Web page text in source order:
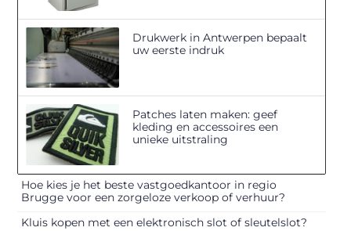
Drukwerk in Antwerpen bepaalt
uw eerste indruk
Patches laten maken: geef
kleding en accessoires een
unieke uitstraling
Hoe kies je het beste vastgoedkantoor in regio
Brugge voor een zorgeloze verkoop of verhuur?
Kluis kopen met een elektronisch slot of sleutelslot?